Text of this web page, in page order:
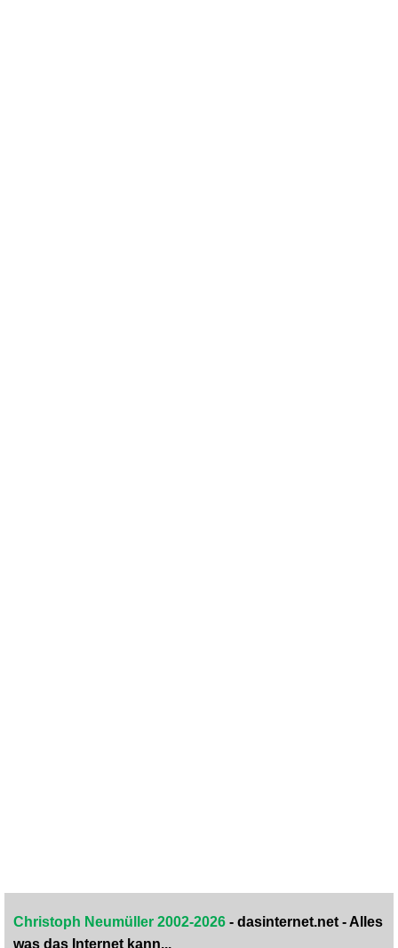
Christoph Neumüller 2002-2026 - dasinternet.net - Alles
was das Internet kann...